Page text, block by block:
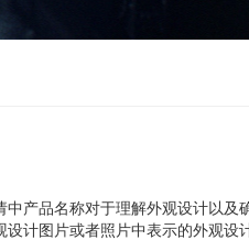
产品名称对于理解外观设计以及
计图片或者照片中表示的外观设